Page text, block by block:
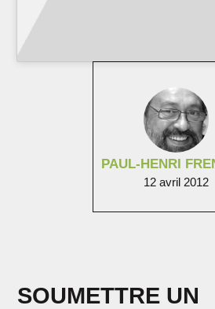
PAUL-HENRI
12 avril 2012
SOUMETTRE UN